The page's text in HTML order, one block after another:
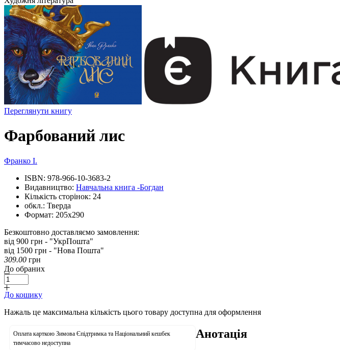
Переглянути книгу
Фарбований лис
Франко І.
ISBN: 978-966-10-3683-2
Видавництво: Навчальна книга -Богдан
Кількість сторінок: 24
обкл.: Тверда
Формат: 205х290
Безкоштовно доставляємо замовлення:
від 900 грн - "УкрПошта"
від 1500 грн - "Нова Пошта"
309.00 грн
До обраних
До кошику
Нажаль це максимальна кількість цього товару доступна для оформлення
Оплата карткою Зимова Єпідтримка та Національний кешбек
тимчасово недоступна
Анотація